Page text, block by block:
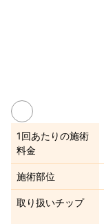
1回あたりの施術
料金
施術部位
取り扱いチップ